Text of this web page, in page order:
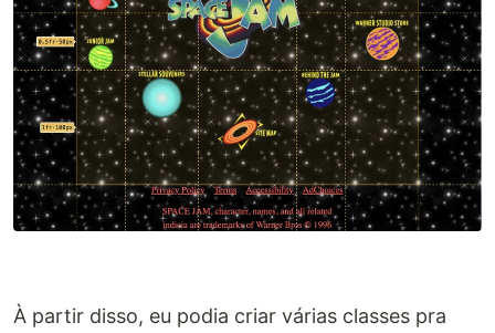
À partir disso, eu podia criar várias classes pra